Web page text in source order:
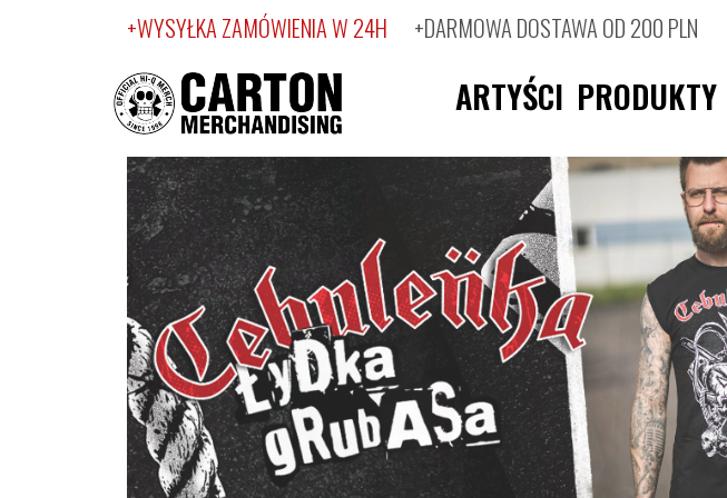
+WYSYŁKA ZAMÓWIENIA W 24H +DARMOWA DOSTAWA OD 200 PLN
ARTYŚCI PRODUKTY